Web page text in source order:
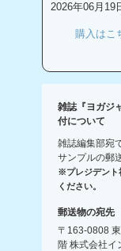
2026年06月19
購入はこ
雑誌『ヨガジ
付について
雑誌編集部宛
サンプルの郵
※プレジデント
ください。
郵送物の宛先
〒163-0808
階 株式会社イ